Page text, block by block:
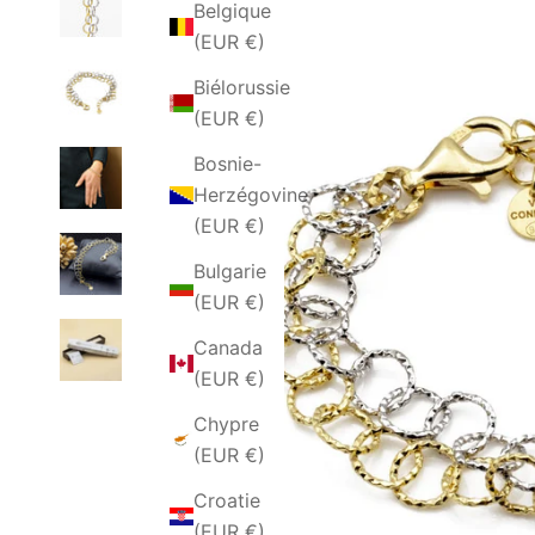
Belgique
(EUR €)
Biélorussie
(EUR €)
Bosnie-
Herzégovine
(EUR €)
Bulgarie
(EUR €)
Canada
(EUR €)
Chypre
(EUR €)
Croatie